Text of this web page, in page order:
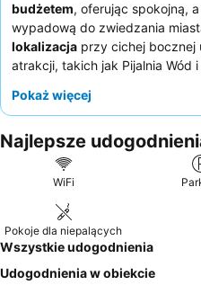
budżetem, oferując spokojną,
wypadową do zwiedzania
lokalizacja przy cichej bocznej
atrakcji, takich jak Pijalnia Wód
lodówką, kuchenką mikrofalową
niezmiennie chwalązespół
wygodne, ogólnie
pokojach. Aby zapewnić
do ulicy.
Pokaż więcej
Najlepsze
WiFi
Pokoje dla niepalących
Wszystkie udogodnienia
Udogodnienia w obiekcie